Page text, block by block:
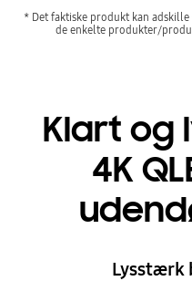
* Det faktiske produkt kan
de enkelte produkter/
Klart og
4K
Lysstærk